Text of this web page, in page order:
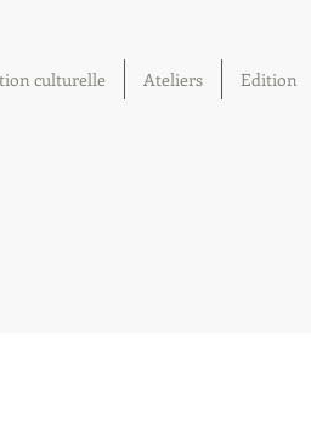
culturelle Ateliers Edition